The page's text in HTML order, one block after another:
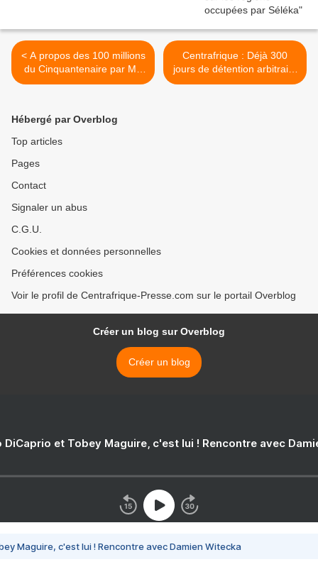
< A propos des 100 millions
du Cinquantenaire par Me
ZARAMBAUD Assingambi
Centrafrique : Déjà 300
jours de détention arbitraire
à Ngaragba >
Hébergé par Overblog
Top articles
Pages
Contact
Signaler un abus
C.G.U.
Cookies et données personnelles
Préférences cookies
Voir le profil de Centrafrique-Presse.com sur le portail Overblog
Créer un blog sur Overblog
Créer un blog
DiCaprio et Tobey Maguire, c'est lui ! Rencontre avec
Maguire, c'est lui ! Rencontre avec Damien Witecka